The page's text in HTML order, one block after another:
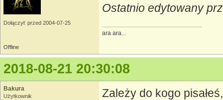
Dołączył: przed 2004-07-25
Ostatnio edytowany
ara ara...
Offline
2018-08-21 20:30:08
Bakura
Użytkownik
Zależy do kogo